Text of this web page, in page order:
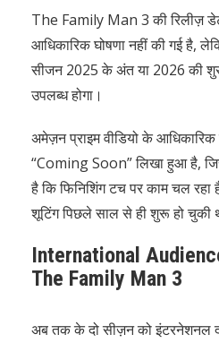
The Family Man 3 की रिलीज़
आधिकारिक घोषणा नहीं की गई है,
सीजन 2025 के अंत या 2026 की
उपलब्ध होगा।
अमेज़न प्राइम वीडियो के
“Coming Soon” लिखा हुआ है,
है कि फिनिशिंग टच पर काम चल
शूटिंग पिछले साल से ही शुरू हो चुकी
International
The Family Man 3
अब तक के दो सीज़न को इंटरनेशनल